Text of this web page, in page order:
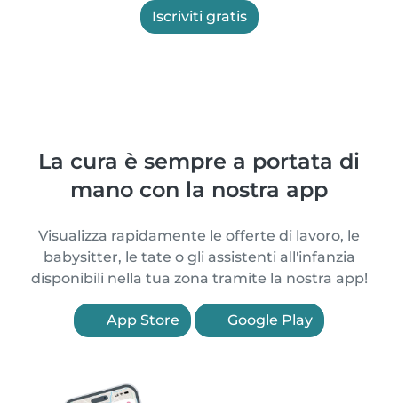
Iscriviti gratis
La cura è sempre a portata di
mano con la nostra app
Visualizza rapidamente le offerte di lavoro, le
babysitter, le tate o gli assistenti all'infanzia
disponibili nella tua zona tramite la nostra app!
App Store Google Play